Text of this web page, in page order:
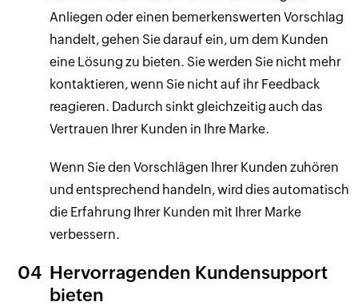
Anliegen oder einen bemerkenswerten Vorschlag
handelt, gehen Sie darauf ein, um dem Kunden
eine Lösung zu bieten. Sie werden Sie nicht mehr
kontaktieren, wenn Sie nicht auf ihr Feedback
reagieren. Dadurch sinkt gleichzeitig auch das
Vertrauen Ihrer Kunden in Ihre Marke.
Wenn Sie den Vorschlägen Ihrer Kunden zuhören
und entsprechend handeln, wird dies automatisch
die Erfahrung Ihrer Kunden mit Ihrer Marke
verbessern.
04 Hervorragenden Kundensupport
bieten